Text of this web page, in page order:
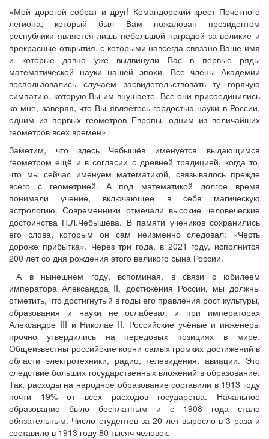
«Мой дорогой собрат и друг! Командорский крест Почётного
легиона, который был Вам пожалован президентом
республики является лишь небольшой наградой за великие и
прекрасные открытия, с которыми навсегда связано Ваше имя
и которые давно уже выдвинули Вас в первые ряды
математической науки нашей эпохи. Все члены Академии
воспользовались случаем засвидетельствовать ту горячую
симпатию, которую Вы им внушаете. Все они присоединились
ко мне, заверяя, что Вы являетесь гордостью науки в России,
одним из первых геометров Европы, одним из величайших
геометров всех времён».
Заметим, что здесь Чебышёв именуется выдающимся
геометром ещё и в согласии с древней традицией, когда то,
что мы сейчас именуем математикой, связывалось прежде
всего с геометрией. А под математикой долгое время
понимали учение, включающее в себя магическую
астрологию. Современники отмечали высокие человеческие
достоинства П.Л.Чебышёва. В памяти учеников сохранились
его слова, которым он сам неизменно следовал: «Честь
дороже прибытка». Через три года, в 2021 году, исполнится
200 лет со дня рождения этого великого сына России.
А в нынешнем году, вспоминая, в связи с юбилеем
императора Александра II, достижения России, мы должны
отметить, что достигнутый в годы его правления рост культуры,
образования и науки не ослабевал и при императорах
Александре III и Николае II. Российские учёные и инженеры
прочно утвердились на передовых позициях в мире.
Общеизвестны российские корни самых громких достижений в
области электротехники, радио, телевидения, авиации. Это
следствие больших государственных вложений в образование.
Так, расходы на народное образование составили в 1913 году
почти 19% от всех расходов государства. Начальное
образование было бесплатным и с 1908 года стало
обязательным. Число студентов за 20 лет выросло в 3 раза и
составило в 1913 году 80 тысяч человек.